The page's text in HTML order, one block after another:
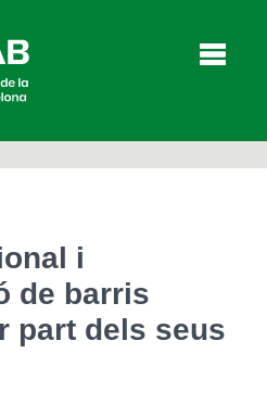
i
de barris
part dels seus